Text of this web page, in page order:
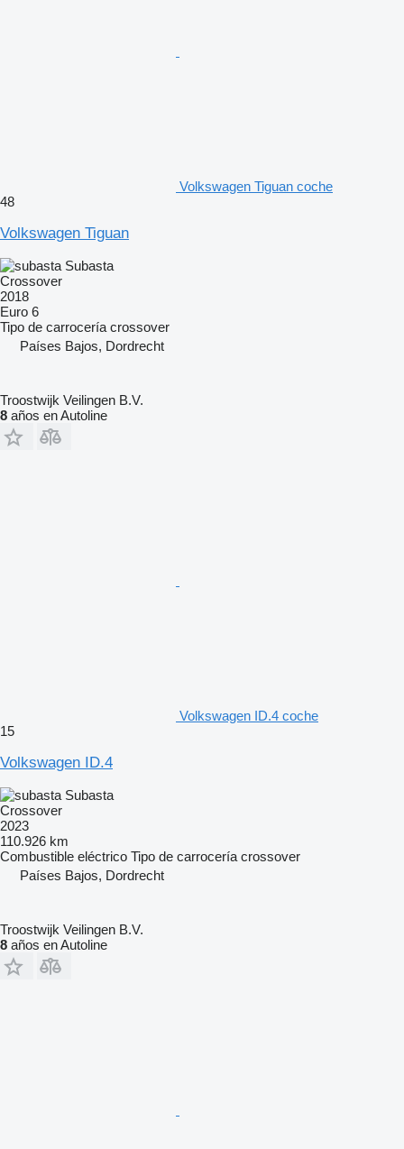
Volkswagen Tiguan coche
48
Volkswagen Tiguan
Subasta
Crossover
2018
Euro 6
Tipo de carrocería crossover
Países Bajos, Dordrecht
Troostwijk Veilingen B.V.
8 años en Autoline
Volkswagen ID.4 coche
15
Volkswagen ID.4
Subasta
Crossover
2023
110.926 km
Combustible eléctrico Tipo de carrocería crossover
Países Bajos, Dordrecht
Troostwijk Veilingen B.V.
8 años en Autoline